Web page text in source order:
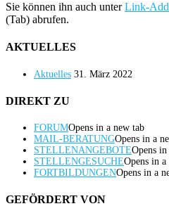
Sie können ihn auch unterLink-
(Tab) abrufen.
AKTUELLES
Aktuelles 31. März 2022
DIREKT ZU
FORUMOpens in a new tab
MAIL-BERATUNGOpens in a
STELLENANGEBOTEOpens
STELLENGESUCHEOpens in a
FORTBILDUNGENOpens in a
GEFÖRDERT VON